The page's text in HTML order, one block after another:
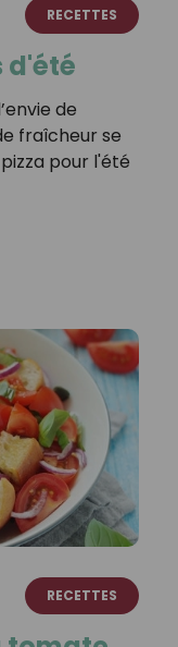
RECETTES
d'été
de
fraîcheur se
pour l'été
RECETTES